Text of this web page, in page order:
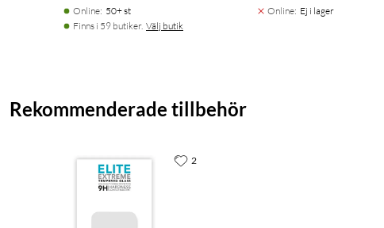
Online: 50+ st
Finns i 59 butiker. Välj butik
Online: Ej i lager
Rekommenderade tillbehör
2